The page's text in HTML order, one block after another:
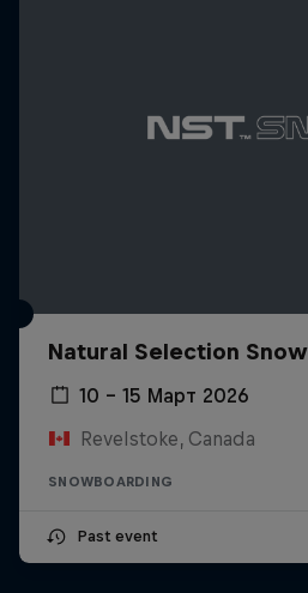
Natural Selection
10 – 15 Март 2026
Revelstoke, Canada
SNOWBOARDING
Past event